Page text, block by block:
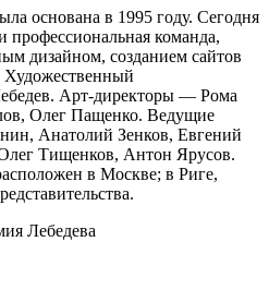
основана в 1995 году. Сегодня
профессиональная команда,
дизайном, созданием сайтов
Художественный
Арт-директоры — Рома
Олег Пащенко. Ведущие
Анатолий Зенков, Евгений
Тищенков, Антон Ярусов.
в Москве; в Риге,
Лебедева